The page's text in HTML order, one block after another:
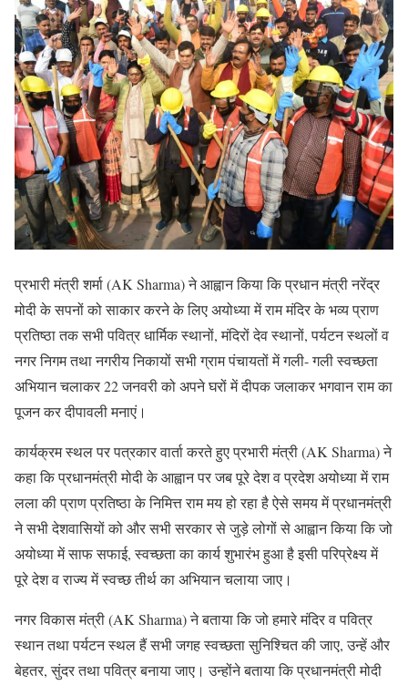
प्रभारी मंत्री शर्मा (AK Sharma) ने आह्वान किया कि प्रधान मंत्री नरेंद्र
मोदी के सपनों को साकार करने के लिए अयोध्या में राम मंदिर के भव्य प्राण
प्रतिष्ठा तक सभी पवित्र धार्मिक स्थानों, मंदिरों देव स्थानों, पर्यटन स्थलों व
नगर निगम तथा नगरीय निकायों सभी ग्राम पंचायतों में गली- गली स्वच्छता
अभियान चलाकर 22 जनवरी को अपने घरों में दीपक जलाकर भगवान राम का
पूजन कर दीपावली मनाएं।
कार्यक्रम स्थल पर पत्रकार वार्ता करते हुए प्रभारी मंत्री (AK Sharma) ने
कहा कि प्रधानमंत्री मोदी के आह्वान पर जब पूरे देश व प्रदेश अयोध्या में राम
लला की प्राण प्रतिष्ठा के निमित्त राम मय हो रहा है ऐसे समय में प्रधानमंत्री
ने सभी देशवासियों को और सभी सरकार से जुड़े लोगों से आह्वान किया कि जो
अयोध्या में साफ सफाई, स्वच्छता का कार्य शुभारंभ हुआ है इसी परिप्रेक्ष्य में
पूरे देश व राज्य में स्वच्छ तीर्थ का अभियान चलाया जाए।
नगर विकास मंत्री (AK Sharma) ने बताया कि जो हमारे मंदिर व पवित्र
स्थान तथा पर्यटन स्थल हैं सभी जगह स्वच्छता सुनिश्चित की जाए, उन्हें और
बेहतर, सुंदर तथा पवित्र बनाया जाए। उन्होंने बताया कि प्रधानमंत्री मोदी